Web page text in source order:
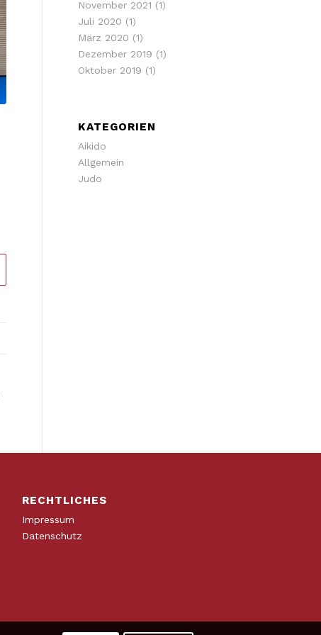
November 2021 (1)
Juli 2020 (1)
März 2020 (1)
Dezember 2019 (1)
Oktober 2019 (1)
KATEGORIEN
Aikido
Allgemein
Judo
RECHTLICHES
Impressum
Datenschutz